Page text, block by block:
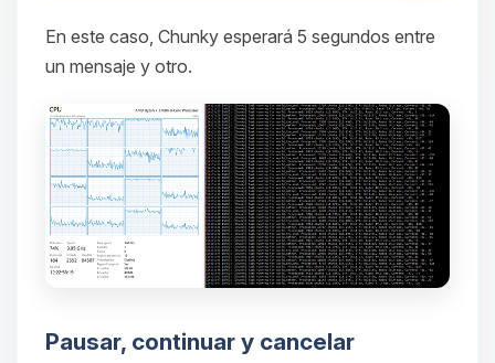
En este caso, Chunky esperará 5 segundos entre
un mensaje y otro.
Pausar, continuar y cancelar